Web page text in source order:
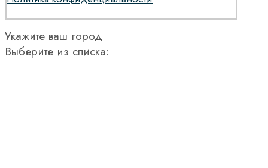
Укажите ваш город
Выберите из списка: